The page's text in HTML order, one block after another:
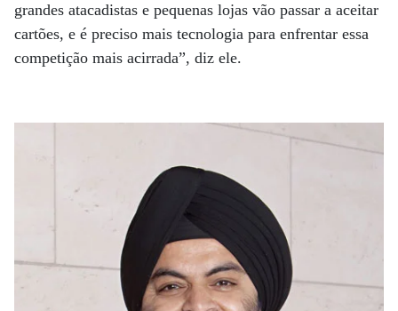
grandes atacadistas e pequenas lojas vão passar a aceitar
cartões, e é preciso mais tecnologia para enfrentar essa
competição mais acirrada”, diz ele.